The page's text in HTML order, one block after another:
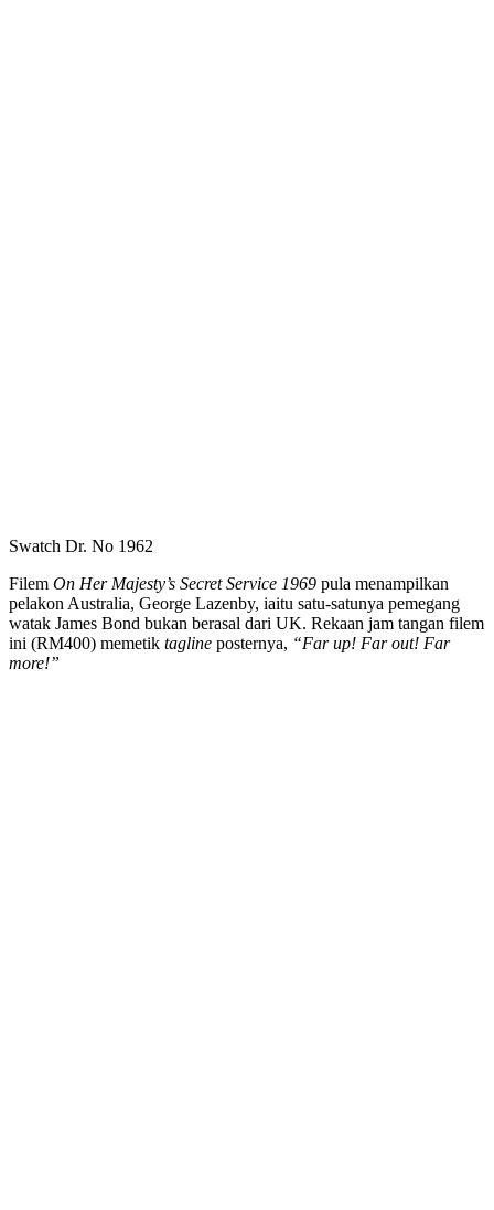
Swatch Dr. No 1962
Filem On Her Majesty’s Secret Service 1969 pula menampilkan
pelakon Australia, George Lazenby, iaitu satu-satunya pemegang
watak James Bond bukan berasal dari UK. Rekaan jam tangan filem
ini (RM400) memetik tagline posternya, “Far up! Far out! Far
more!”